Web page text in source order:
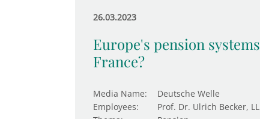
26.03.2023
Europe's pension
France?
Media Name:
Deutsche Welle
Employees:
Prof. Dr. Ulrich Becker,